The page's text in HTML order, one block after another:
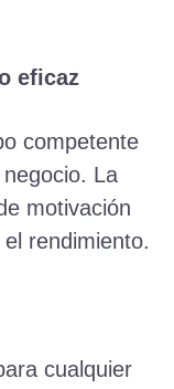
eficaz
competente
La
motivación
rendimiento.
cualquier